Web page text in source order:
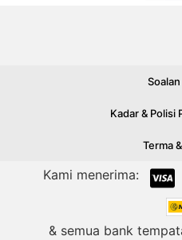
Kadar & Polisi
Terma
Kami menerima:
& semua bank